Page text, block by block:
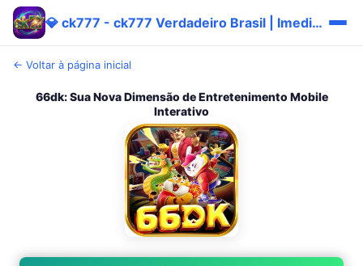
💎 ck777 - ck777 Verdadeiro Brasil | Imediato Bônus
← Voltar à página inicial
66dk: Sua Nova Dimensão de Entretenimento Mobile
Interativo